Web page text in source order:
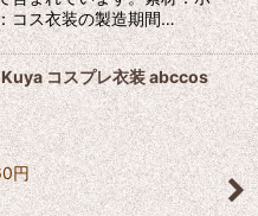
コス衣装の製造期間…
コスプレ衣装 abccos
円